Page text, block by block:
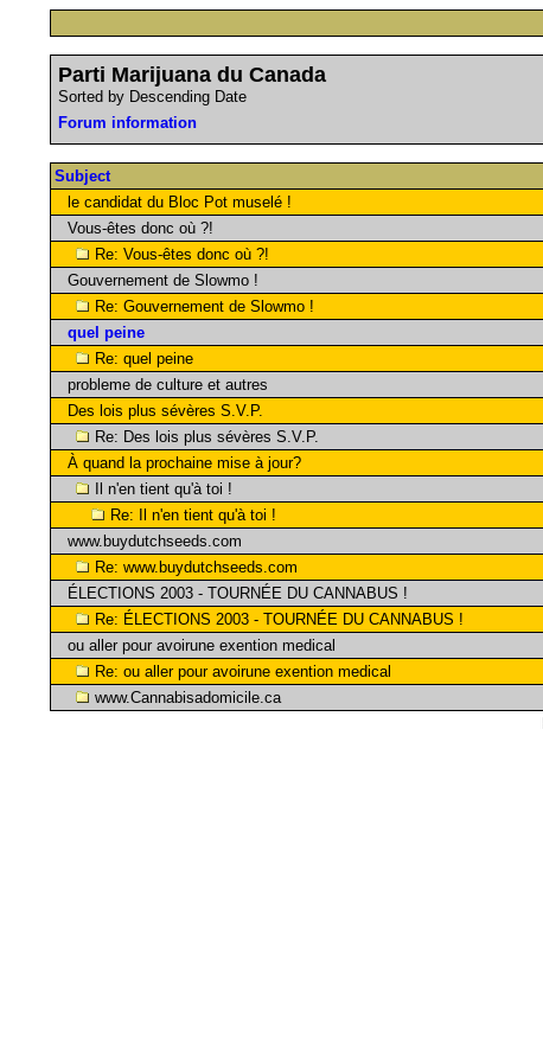
Parti Marijuana du Canada
Sorted by Descending Date
Forum information
Subject
le candidat du Bloc Pot muselé !
Vous-êtes donc où ?!
Re: Vous-êtes donc où ?!
Gouvernement de Slowmo !
Re: Gouvernement de Slowmo !
quel peine
Re: quel peine
probleme de culture et autres
Des lois plus sévères S.V.P.
Re: Des lois plus sévères S.V.P.
À quand la prochaine mise à jour?
Il n'en tient qu'à toi !
Re: Il n'en tient qu'à toi !
www.buydutchseeds.com
Re: www.buydutchseeds.com
ÉLECTIONS 2003 - TOURNÉE DU CANNABUS !
Re: ÉLECTIONS 2003 - TOURNÉE DU CANNABUS !
ou aller pour avoirune exention medical
Re: ou aller pour avoirune exention medical
www.Cannabisadomicile.ca